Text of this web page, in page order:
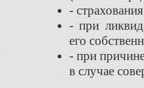
-
- при
его
- при
в случае